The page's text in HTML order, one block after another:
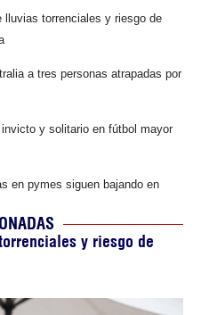
lluvias torrenciales y riesgo de
a tres personas atrapadas por
y solitario en fútbol mayor
en pymes siguen bajando en
y riesgo de